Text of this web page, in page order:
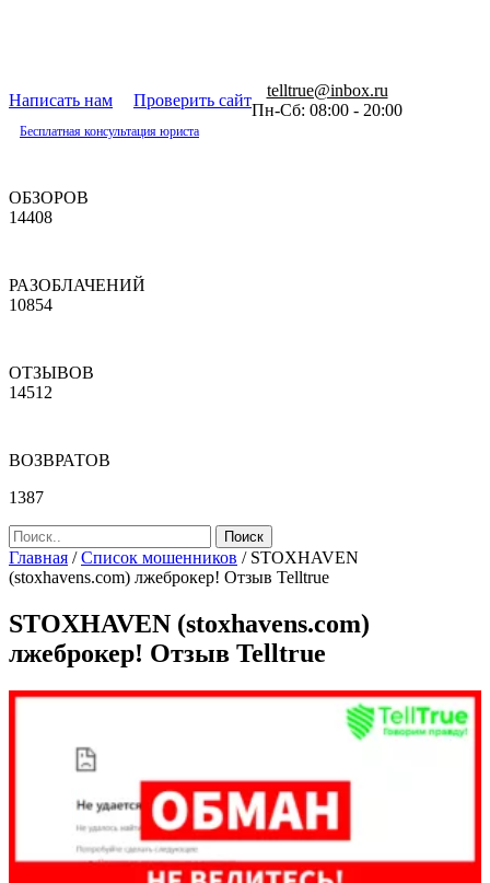
Написать нам Проверить сайт
telltrue@inbox.ru
Пн-Сб: 08:00 - 20:00
Бесплатная консультация юриста
ОБЗОРОВ
14408
РАЗОБЛАЧЕНИЙ
10854
ОТЗЫВОВ
14512
ВОЗВРАТОВ
1387
Главная /Список мошенников / STOXHAVEN
(stoxhavens.com) лжеброкер! Отзыв Telltrue
STOXHAVEN (stoxhavens.com)
лжеброкер! Отзыв Telltrue